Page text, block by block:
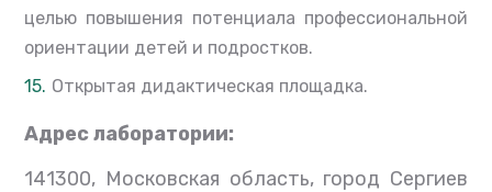
целью повышения потенциала профессиональной
ориентации детей и подростков.
Открытая дидактическая площадка.
Адрес лаборатории:
141300, Московская область, город Сергиев